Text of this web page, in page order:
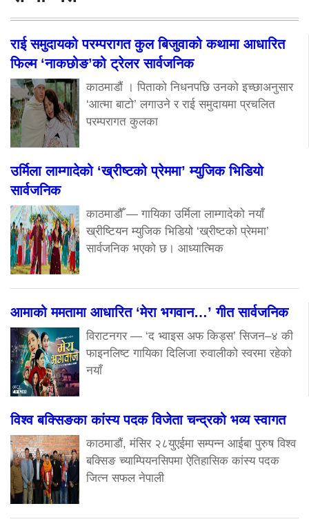
राई समुदायको परम्परागत कुल बिजुवाको कथामा आधारित
फिल्म ‘नाकछोङ’को ट्रेलर सार्वजनिक
काठमाडौं । पिताको निधनपछि उनको इच्छाअनुसार
‘आत्मा बाटो’ लगाउने र राई समुदायमा प्रचलित
परम्परागत कुलका
उर्मिला लाम्गादेको ‘ख्रीष्टको प्रेममा’ म्युजिक भिडियो
सार्वजनिक
काठमाडौँ — गायिका उर्मिला लाम्गादेको नयाँ
ख्रीष्टियन म्युजिक भिडियो ‘ख्रीष्टको प्रेममा’
सार्वजनिक भएको छ। आध्यात्मिक
आमाको ममतामा आधारित ‘मेरा भगवान…’ गीत सार्वजनिक
विराटनगर — ‘द भ्वाइस अफ किड्स’ सिजन–४ की
फाइनलिष्ट गायिका दिलिजा रुवालीको स्वरमा रहेको
नयाँ
विश्व बक्सिङका कांस्य पदक विजेता चन्द्रको भव्य स्वागत
काठमाडौं, मंसिर २८युएईमा सम्पन्न आईबा पुरुष विश्व
बक्सिङ च्याम्पियनसिपमा ऐतिहासिक कांस्य पदक
जित्न सफल नेपाली